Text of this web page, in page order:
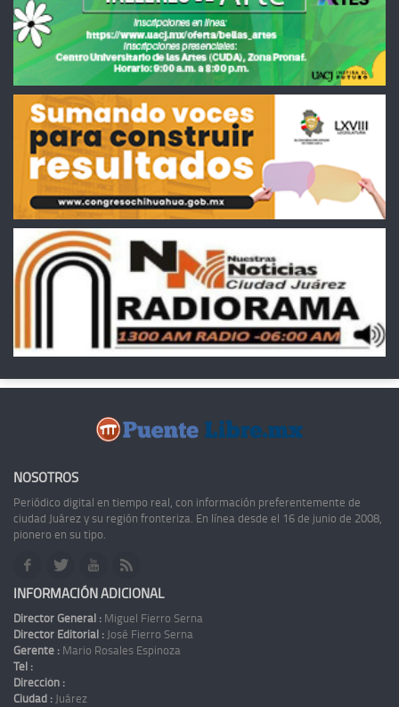
NOSOTROS
Periódico digital en tiempo real, con información preferentemente de
ciudad Juárez y su región fronteriza. En línea desde el 16 de junio de 2008,
pionero en su tipo.
INFORMACIÓN ADICIONAL
Director General : Miguel Fierro Serna
Director Editorial : José Fierro Serna
Gerente : Mario Rosales Espinoza
Tel :
Dirección :
Ciudad : Juárez